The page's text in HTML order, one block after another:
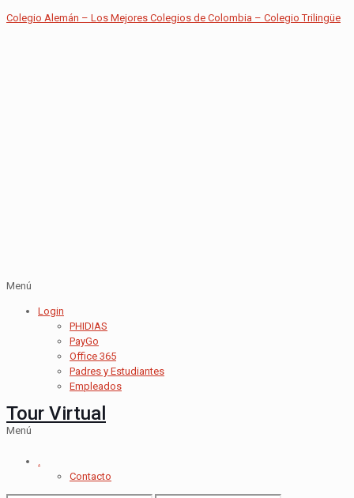
Colegio Alemán – Los Mejores Colegios de Colombia – Colegio Trilingüe
Menú
Login
PHIDIAS
PayGo
Office 365
Padres y Estudiantes
Empleados
Tour Virtual
Menú
.
Contacto